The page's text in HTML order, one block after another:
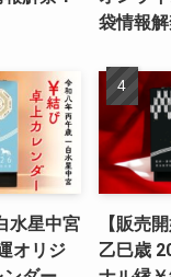
袋情報解
水星中宮
オリジ
【販売
乙巳歳